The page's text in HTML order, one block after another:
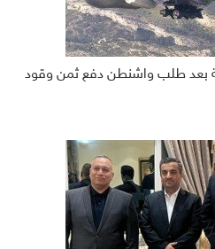
بعد طلب واشنطن دفع ثمن وقود